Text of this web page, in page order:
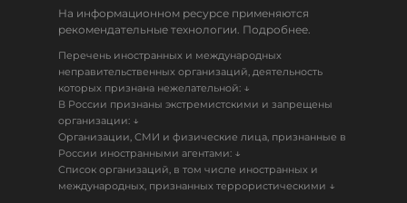
На информационном ресурсе применяются
рекомендательные технологии. Подробнее.
Перечень иностранных и международных
неправительственных организаций, деятельность
которых признана нежелательной: ↓
В России признаны экстремистскими и запрещены
организации: ↓
Организации, СМИ и физические лица, признанные в
России иностранными агентами: ↓
Список организаций, в том числе иностранных и
международных, признанных террористическими ↓